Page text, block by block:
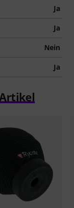
Ja
Ja
Nein
Ja